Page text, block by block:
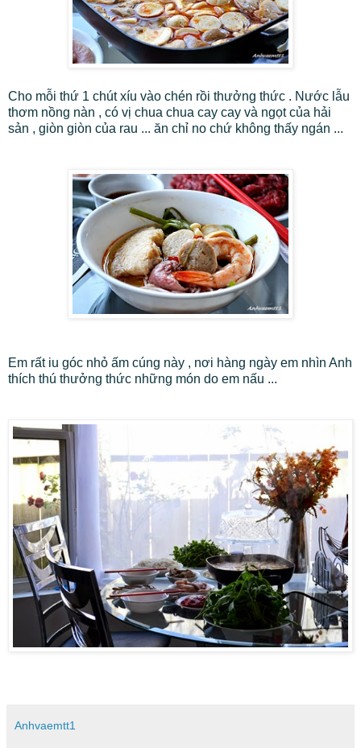
Cho mỗi thứ 1 chút xíu vào chén rồi thưởng thức . Nước lẫu
thơm nồng nàn , có vị chua chua cay cay và ngọt của hải
sản , giòn giòn của rau ... ăn chỉ no chứ không thấy ngán ...
Em rất iu góc nhỏ ấm cúng này , nơi hàng ngày em nhìn Anh
thích thú thưởng thức những món do em nấu ...
Anhvaemtt1